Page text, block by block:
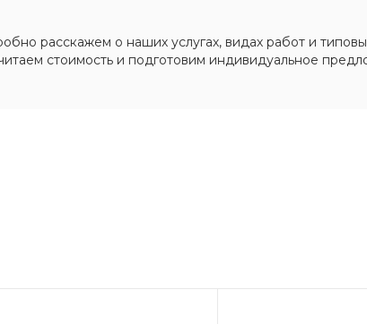
расскажем о наших услугах, видах работ и
стоимость и подготовим индивидуальное